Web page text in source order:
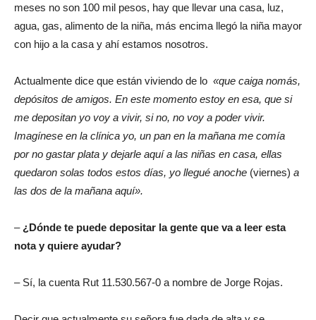
meses no son 100 mil pesos, hay que llevar una casa, luz,
agua, gas, alimento de la niña, más encima llegó la niña mayor
con hijo a la casa y ahí estamos nosotros.
Actualmente dice que están viviendo de lo «que caiga nomás,
depósitos de amigos. En este momento estoy en esa, que si
me depositan yo voy a vivir, si no, no voy a poder vivir.
Imagínese en la clínica yo, un pan en la mañana me comía
por no gastar plata y dejarle aquí a las niñas en casa, ellas
quedaron solas todos estos días, yo llegué anoche (viernes) a
las dos de la mañana aquí».
– ¿Dónde te puede depositar la gente que va a leer esta
nota y quiere ayudar?
– Sí, la cuenta Rut 11.530.567-0 a nombre de Jorge Rojas.